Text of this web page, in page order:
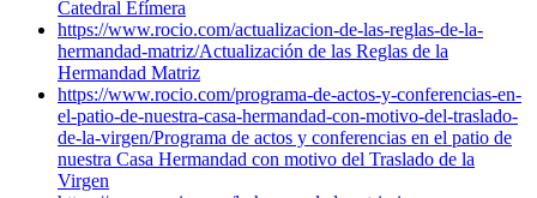
Catedral Efímera
https://www.rocio.com/actualizacion-de-las-reglas-de-la-
hermandad-matriz/Actualización de las Reglas de la
Hermandad Matriz
https://www.rocio.com/programa-de-actos-y-conferencias-en-
el-patio-de-nuestra-casa-hermandad-con-motivo-del-traslado-
de-la-virgen/Programa de actos y conferencias en el patio de
nuestra Casa Hermandad con motivo del Traslado de la
Virgen